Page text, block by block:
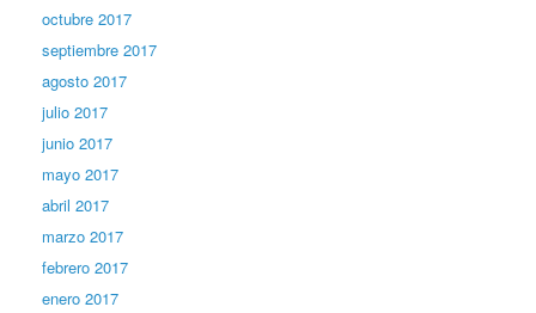
octubre 2017
septiembre 2017
agosto 2017
julio 2017
junio 2017
mayo 2017
abril 2017
marzo 2017
febrero 2017
enero 2017